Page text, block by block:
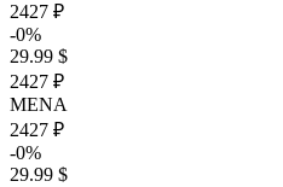
2427 ₽
-0%
29.99 $
2427 ₽
MENA
2427 ₽
-0%
29.99 $